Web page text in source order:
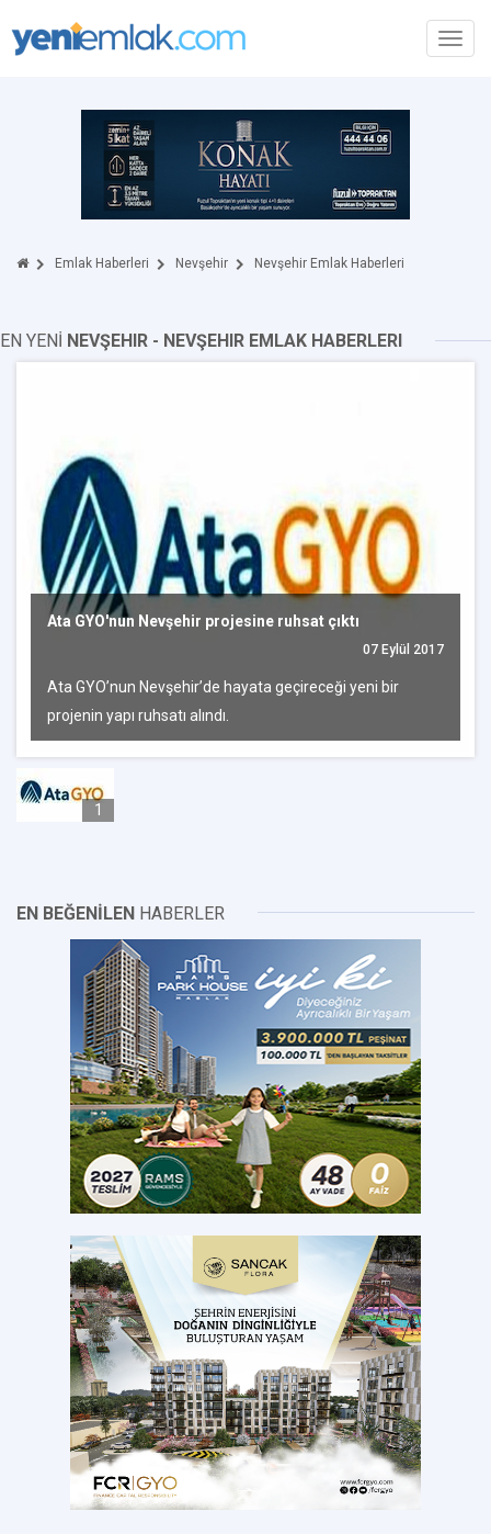
Emlak Haberleri Nevşehir Nevşehir Emlak Haberleri
EN YENİ NEVŞEHIR - NEVŞEHIR EMLAK HABERLERI
Ata GYO'nun Nevşehir projesine ruhsat çıktı
07 Eylül 2017
Ata GYO’nun Nevşehir’de hayata geçireceği yeni bir
projenin yapı ruhsatı alındı.
1
EN BEĞENİLEN HABERLER